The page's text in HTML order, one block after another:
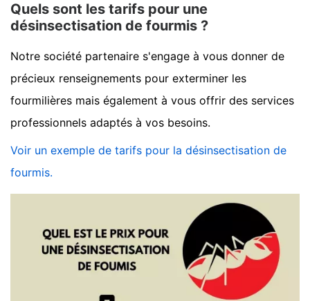
Quels sont les tarifs pour une
désinsectisation de fourmis ?
Notre société partenaire s'engage à vous donner de
précieux renseignements pour exterminer les
fourmilières mais également à vous offrir des services
professionnels adaptés à vos besoins.
Voir un exemple de tarifs pour la désinsectisation de
fourmis.